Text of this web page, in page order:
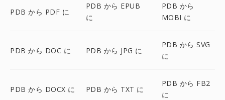
PDB から PDF に
PDB から EPUB
に
PDB から
MOBI に
PDB から DOC に PDB から JPG に
PDB から SVG
に
PDB から DOCX に PDB から TXT に
PDB から FB2
に